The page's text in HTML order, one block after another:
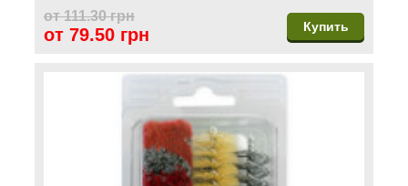
от 111.30 грн
от 79.50 грн Купить